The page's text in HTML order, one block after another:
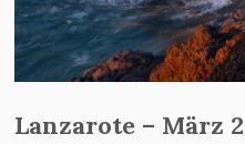
Lanzarote – März